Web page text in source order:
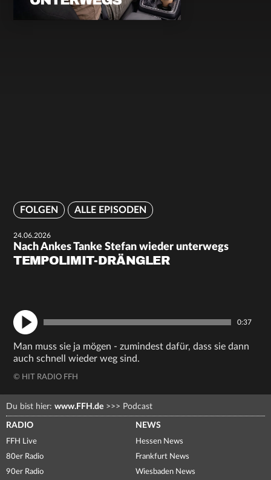
FOLGEN ALLE EPISODEN
24.06.2026
Nach Ankes Tanke Stefan wieder unterwegs
TEMPOLIMIT-DRÄNGLER
0:37
Man muss sie ja mögen - zumindest dafür, dass sie dann
auch schnell wieder weg sind.
© HIT RADIO FFH
Du bist hier: www.FFH.de >>> Podcast
RADIO
FFH Live
80er Radio
90er Radio
NEWS
Hessen News
Frankfurt News
Wiesbaden News